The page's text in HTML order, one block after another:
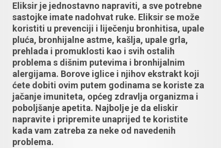
Eliksir je jednostavno napraviti, a sve potrebne
sastojke imate nadohvat ruke. Eliksir se može
koristiti u prevenciji i liječenju bronhitisa, upale
pluća, bronhijalne astme, kašlja, upale grla,
prehlada i promuklosti kao i svih ostalih
problema s dišnim putevima i bronhijalnim
alergijama. Borove iglice i njihov ekstrakt koji
ćete dobiti ovim putem godinama se koriste za
jačanje imuniteta, općeg zdravlja organizma i
poboljšanje apetita. Najbolje je da eliskir
napravite i pripremite unaprijed te koristite
kada vam zatreba za neke od navedenih
problema.